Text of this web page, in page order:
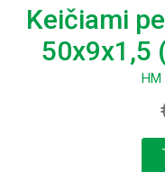
Keičiami
50x9x1,5
HM